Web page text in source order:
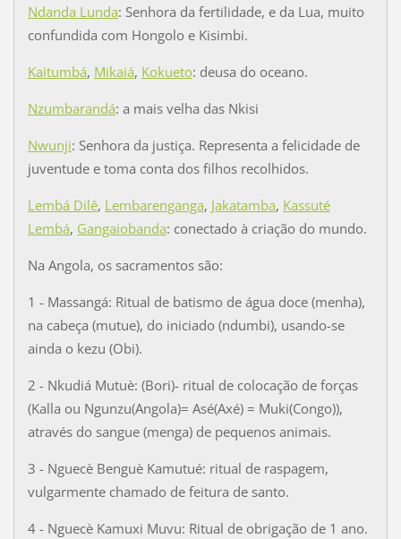
Ndanda Lunda: Senhora da fertilidade, e da Lua, muito
confundida com Hongolo e Kisimbi.
Kaitumbá, Mikaiá, Kokueto: deusa do oceano.
Nzumbarandá: a mais velha das Nkisi
Nwunji: Senhora da justiça. Representa a felicidade de
juventude e toma conta dos filhos recolhidos.
Lembá Dilê, Lembarenganga, Jakatamba, Kassuté
Lembá, Gangaiobanda: conectado à criação do mundo.
Na Angola, os sacramentos são:
1 - Massangá: Ritual de batismo de água doce (menha),
na cabeça (mutue), do iniciado (ndumbi), usando-se
ainda o kezu (Obi).
2 - Nkudiá Mutuè: (Bori)- ritual de colocação de forças
(Kalla ou Ngunzu(Angola)= Asé(Axé) = Muki(Congo)),
através do sangue (menga) de pequenos animais.
3 - Nguecè Benguè Kamutué: ritual de raspagem,
vulgarmente chamado de feitura de santo.
4 - Nguecè Kamuxi Muvu: Ritual de obrigação de 1 ano.